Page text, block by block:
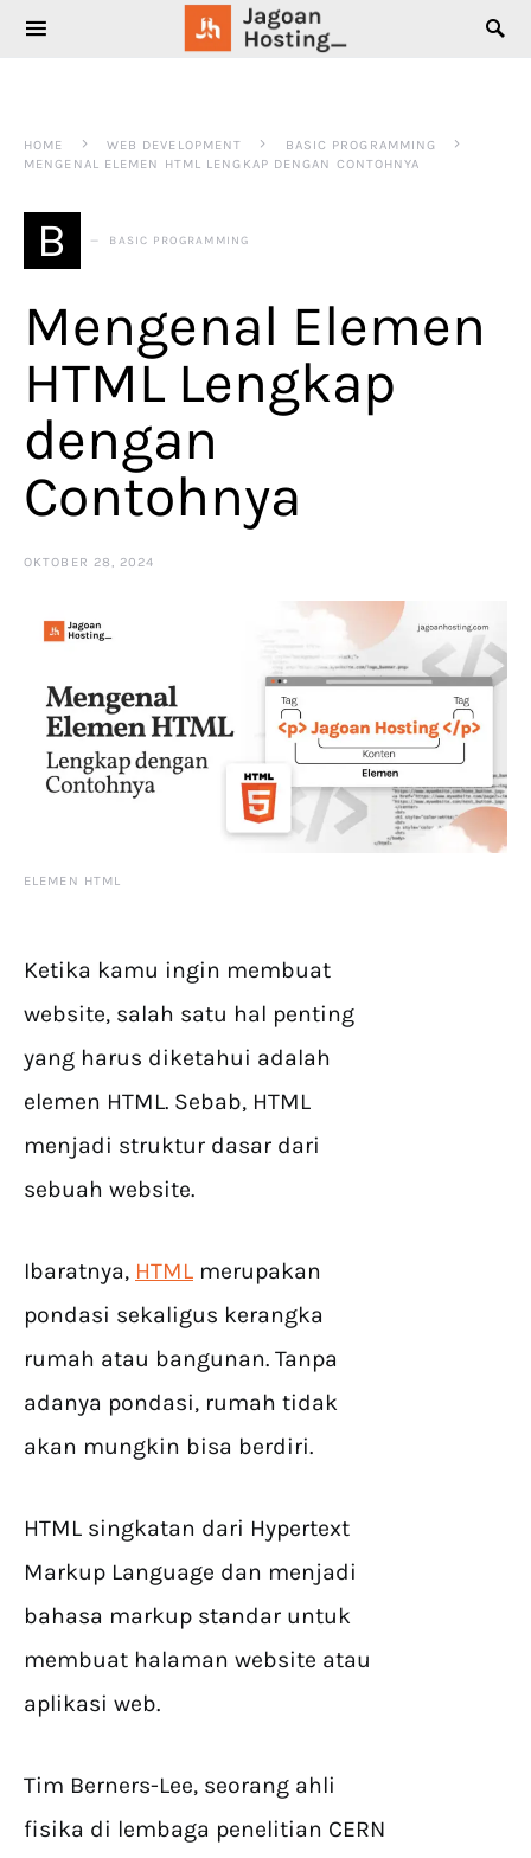
SEARCH FOR:
HOME WEB DEVELOPMENT
BASIC PROGRAMMING
MENGENAL ELEMEN HTML LENGKAP DENGAN CONTOHNYA
B BASIC PROGRAMMING
Mengenal Elemen
HTML Lengkap
dengan
Contohnya
OKTOBER 28, 2024
ELEMEN HTML
Ketika kamu ingin membuat
website, salah satu hal penting
yang harus diketahui adalah
elemen HTML. Sebab, HTML
menjadi struktur dasar dari
sebuah website.
Ibaratnya, HTML merupakan
pondasi sekaligus kerangka
rumah atau bangunan. Tanpa
adanya pondasi, rumah tidak
akan mungkin bisa berdiri.
HTML singkatan dari Hypertext
Markup Language dan menjadi
bahasa markup standar untuk
membuat halaman website atau
aplikasi web.
Tim Berners-Lee, seorang ahli
fisika di lembaga penelitian CERN